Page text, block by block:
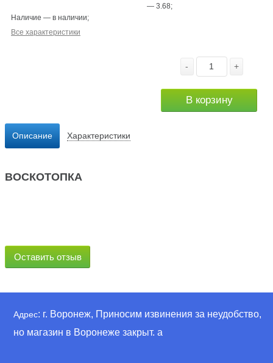
—3.68;
Наличие — в наличии;
Все характеристики
- +
В корзину
Описание Характеристики
ВОСКОТОПКА
Оставить отзыв
Адрес: г. Воронеж, Приносим извинения за неудобство,
но магазин в Воронеже закрыт. а